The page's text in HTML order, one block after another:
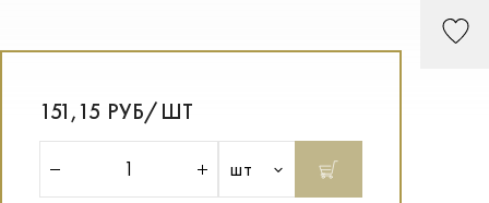
151,15 РУБ/ШТ
шт